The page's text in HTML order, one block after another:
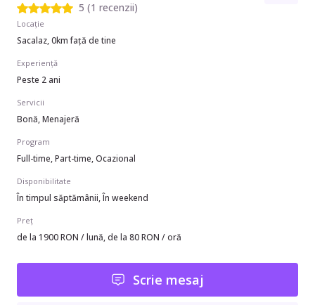
5 (1 recenzii)
Locație
Sacalaz, 0km față de tine
Experiență
Peste 2 ani
Servicii
Bonă, Menajeră
Program
Full-time, Part-time, Ocazional
Disponibilitate
În timpul săptămânii, În weekend
Preț
de la 1900 RON / lună, de la 80 RON / oră
Scrie mesaj